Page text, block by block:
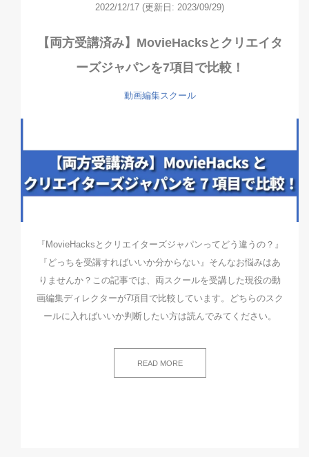
2022/12/17 (更新日: 2023/09/29)
【両方受講済み】MovieHacksとクリエイタ
ーズジャパンを7項目で比較！
動画編集スクール
『MovieHacksとクリエイターズジャパンってどう違うの？』
『どっちを受講すればいいか分からない』そんなお悩みはあ
りませんか？この記事では、両スクールを受講した現役の動
画編集ディレクターが7項目で比較しています。どちらのスク
ールに入ればいいか判断したい方は読んでみてください。
READ MORE